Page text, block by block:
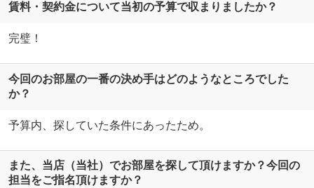
賃料・契約金について当初の予算で収まりましたか？
完璧！
今回のお部屋の一番の決め手はどのようなところでした
か？
予算内、探していた条件にあったため。
また、当店（当社）でお部屋を探して頂けますか？今回の
担当をご指名頂けますか？